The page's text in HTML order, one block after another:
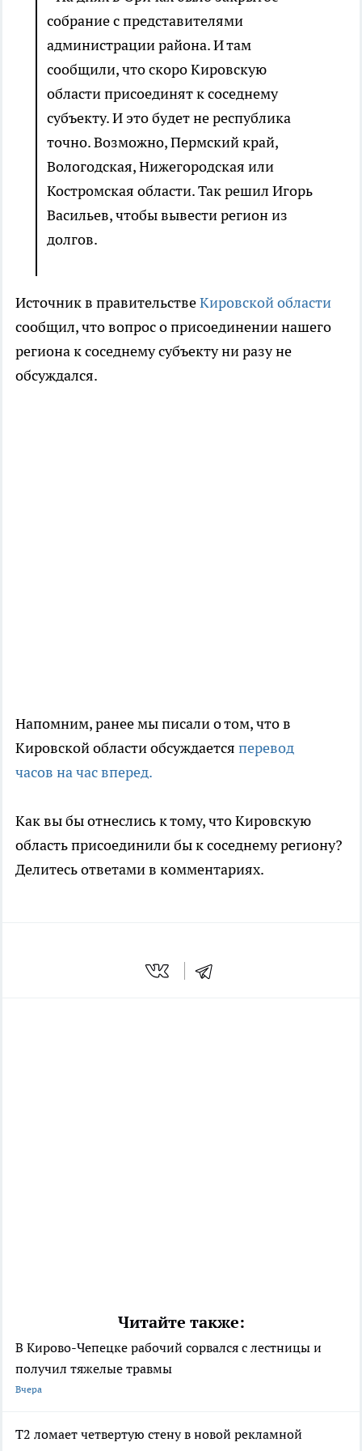
собрание с представителями
администрации района. И там
сообщили, что скоро Кировскую
области присоединят к соседнему
субъекту. И это будет не республика
точно. Возможно, Пермский край,
Вологодская, Нижегородская или
Костромская области. Так решил Игорь
Васильев, чтобы вывести регион из
долгов.
Источник в правительствеКировской области
сообщил, что вопрос о присоединении нашего
региона к соседнему субъекту ни разу не
обсуждался.
Напомним, ранее мы писали о том, что в
Кировской области обсуждается перевод
часов на час вперед.
Как вы бы отнеслись к тому, что Кировскую
область присоединили бы к соседнему региону?
Делитесь ответами в комментариях.
Читайте также:
В Кирово-Чепецке рабочий сорвался с лестницы и
получил тяжелые травмы
Вчера
Т2 ломает четвертую стену в новой рекламной